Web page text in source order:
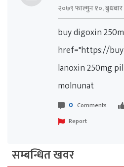
२०७९ फाल्गुन १०,
buy digoxin
href="https://
lanoxin 250mg
molnunat
0 Comments
Report
सम्बन्धित खवर